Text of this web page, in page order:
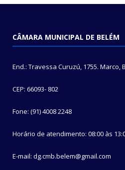
CÂMARA MUNICIPAL DE BELÉM
End.: Travessa Curuzú, 1755. Marco,
CEP: 66093- 802
Fone: (91) 4008 2248
Horário de atendimento: 08:00 às
E-mail: dg.cmb.belem@gmail.com